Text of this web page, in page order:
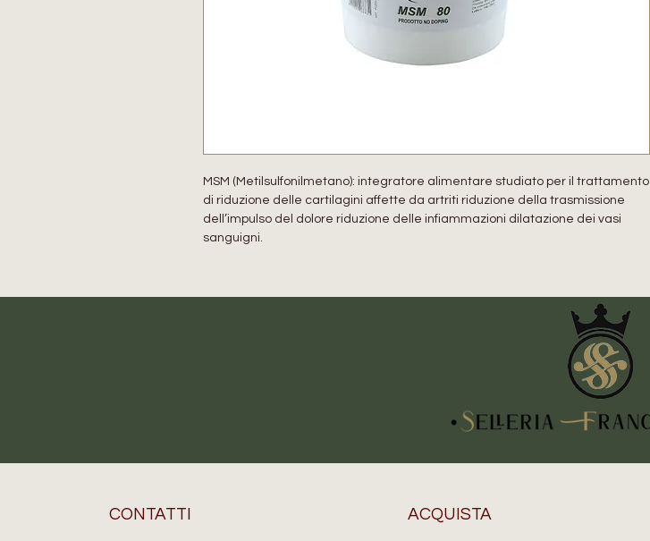
MSM (Metilsulfonilmetano): integratore alimentare studiato per il trattamento
di riduzione delle cartilagini affette da artriti riduzione della trasmissione
dell’impulso del dolore riduzione delle infiammazioni dilatazione dei vasi
sanguigni.
CONTATTI ACQUISTA